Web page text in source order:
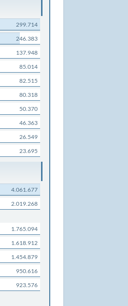
299.714
246.383
137.948
85.014
82.515
80.318
50.370
46.363
26.549
23.695
4.061.677
2.019.268
1.765.094
1.618.912
1.454.879
950.616
923.576